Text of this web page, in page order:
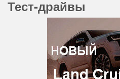
Тест-драйвы